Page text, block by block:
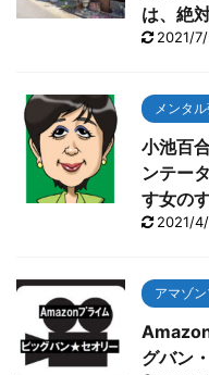
は、絶
2021/
メンタ
小池百
ンテー
す女の
2021/
アマゾ
グバン